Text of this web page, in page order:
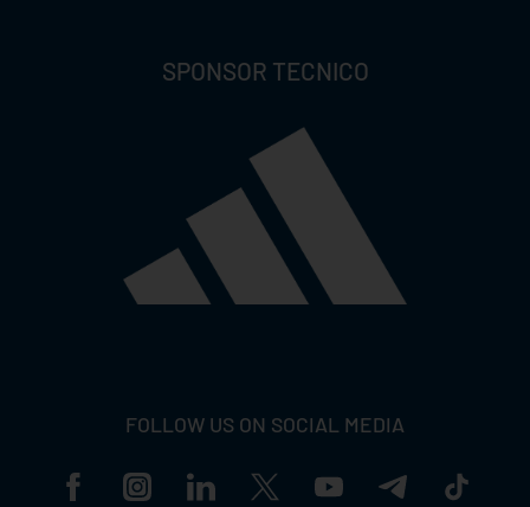
SPONSOR TECNICO
FOLLOW US ON SOCIAL MEDIA